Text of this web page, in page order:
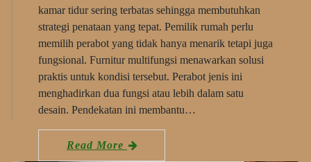
kamar tidur sering terbatas sehingga membutuhkan
strategi penataan yang tepat. Pemilik rumah perlu
memilih perabot yang tidak hanya menarik tetapi juga
fungsional. Furnitur multifungsi menawarkan solusi
praktis untuk kondisi tersebut. Perabot jenis ini
menghadirkan dua fungsi atau lebih dalam satu
desain. Pendekatan ini membantu…
Read More